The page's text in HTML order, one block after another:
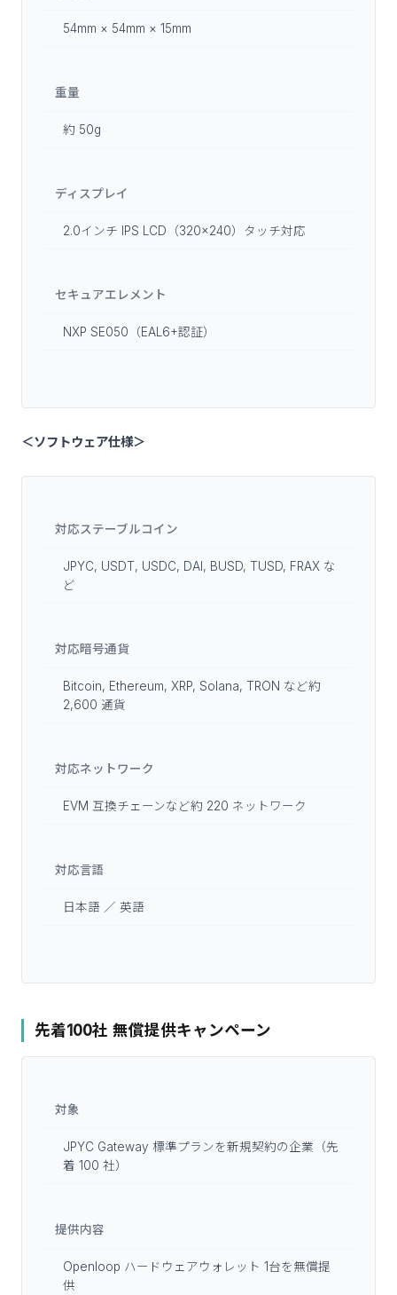
54mm × 54mm × 15mm
重量
約 50g
ディスプレイ
2.0インチ IPS LCD（320×240）タッチ対応
セキュアエレメント
NXP SE050（EAL6+認証）
＜ソフトウェア仕様＞
対応ステーブルコイン
JPYC, USDT, USDC, DAI, BUSD, TUSD, FRAX な
ど
対応暗号通貨
Bitcoin, Ethereum, XRP, Solana, TRON など約
2,600 通貨
対応ネットワーク
EVM 互換チェーンなど約 220 ネットワーク
対応言語
日本語 ／ 英語
先着100社 無償提供キャンペーン
対象
JPYC Gateway 標準プランを新規契約の企業（先
着 100 社）
提供内容
Openloop ハードウェアウォレット 1台を無償提
供